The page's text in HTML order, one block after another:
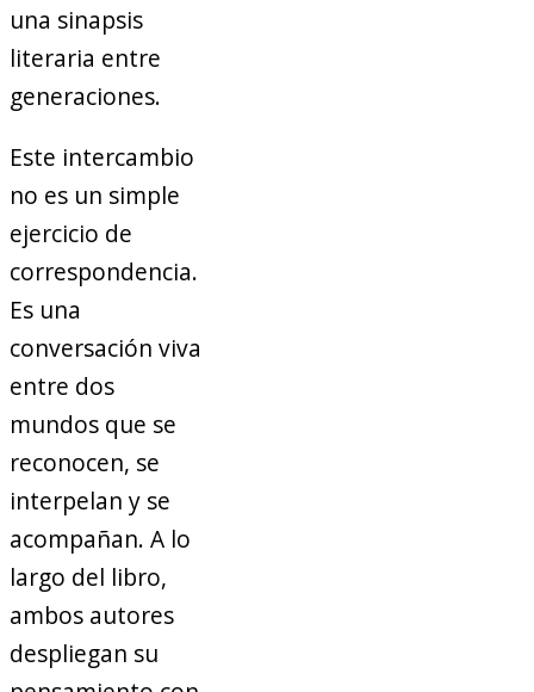
una sinapsis
literaria entre
generaciones.
Este intercambio
no es un simple
ejercicio de
correspondencia.
Es una
conversación viva
entre dos
mundos que se
reconocen, se
interpelan y se
acompañan. A lo
largo del libro,
ambos autores
despliegan su